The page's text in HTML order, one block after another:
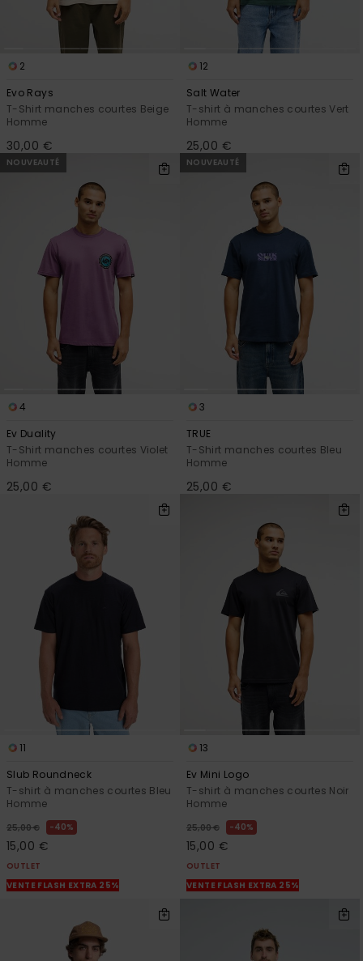
2
Evo Rays
T-Shirt manches courtes Beige
Homme
30,00 €
12
Salt Water
T-shirt à manches courtes Vert
Homme
25,00 €
NOUVEAUTÉ
4
Ev Duality
T-Shirt manches courtes Violet
Homme
25,00 €
NOUVEAUTÉ
3
TRUE
T-Shirt manches courtes Bleu
Homme
25,00 €
11
Slub Roundneck
T-shirt à manches courtes Bleu
Homme
25,00 € 40%
15,00 €
OUTLET
VENTE FLASH EXTRA 25%
13
Ev Mini Logo
T-shirt à manches courtes Noir
Homme
25,00 € 40%
15,00 €
OUTLET
VENTE FLASH EXTRA 25%